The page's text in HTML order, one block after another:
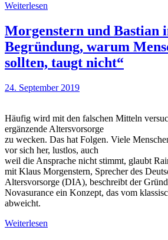
Weiterlesen
Morgenstern und Bastian
Begründung, warum
sollten, taugt nicht“
24. September 2019
Häufig wird mit den falschen Mitteln
ergänzende Altersvorsorge
zu wecken. Das hat Folgen. Viele
vor sich her, lustlos, auch
weil die Ansprache nicht stimmt, glaubt
mit Klaus Morgenstern, Sprecher des
Altersvorsorge (DIA), beschreibt der
Novasurance ein Konzept, das vom
abweicht.
Weiterlesen